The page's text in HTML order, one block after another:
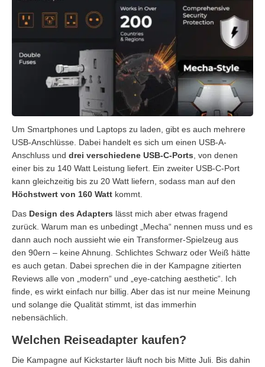
Um Smartphones und Laptops zu laden, gibt es auch mehrere
USB-Anschlüsse. Dabei handelt es sich um einen USB-A-
Anschluss und drei verschiedene USB-C-Ports , von denen
einer bis zu 140 Watt Leistung liefert. Ein zweiter USB-C-Port
kann gleichzeitig bis zu 20 Watt liefern, sodass man auf den
Höchstwert von 160 Watt kommt.
Das Design des Adapters lässt mich aber etwas fragend
zurück. Warum man es unbedingt „Mecha“ nennen muss und es
dann auch noch aussieht wie ein Transformer-Spielzeug aus
den 90ern – keine Ahnung. Schlichtes Schwarz oder Weiß hätte
es auch getan. Dabei sprechen die in der Kampagne zitierten
Reviews alle von „modern“ und „eye-catching aesthetic“. Ich
finde, es wirkt einfach nur billig. Aber das ist nur meine Meinung
und solange die Qualität stimmt, ist das immerhin
nebensächlich.
Welchen Reiseadapter kaufen?
Die Kampagne auf Kickstarter läuft noch bis Mitte Juli. Bis dahin